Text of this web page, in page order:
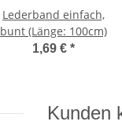
Lederband einfach,
bunt (Länge: 100cm)
1,69 € *
Kunden